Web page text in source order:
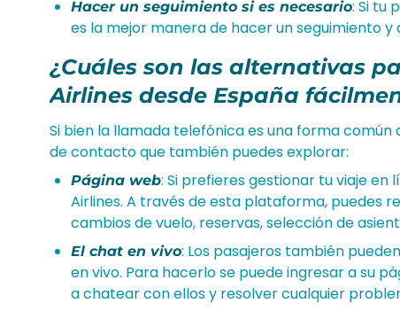
Hacer un seguimiento si es necesario: Si tu
es la mejor manera de hacer un seguimiento y
¿Cuáles son las alternativas
Airlines desde España
Si bien la llamada telefónica es una forma
de contacto que también puedes explorar:
Página web: Si prefieres gestionar tu viaje en
Airlines. A través de esta plataforma, puedes
cambios de vuelo, reservas, selección de
El chat en vivo: Los pasajeros también
en vivo. Para hacerlo se puede ingresar a su
a chatear con ellos y resolver cualquier